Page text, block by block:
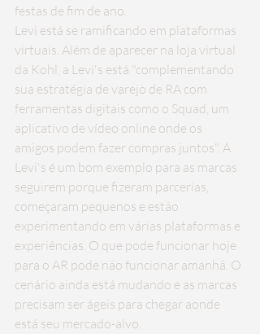
festas de fim de ano.
Levi está se ramificando em plataformas
virtuais. Além de aparecer na loja virtual
da Kohl, a Levi's está "complementando
sua estratégia de varejo de RA com
ferramentas digitais como o Squad, um
aplicativo de vídeo online onde os
amigos podem fazer compras juntos". A
Levi's é um bom exemplo para as marcas
seguirem porque fizeram parcerias,
começaram pequenos e estão
experimentando em várias plataformas e
experiências. O que pode funcionar hoje
para o AR pode não funcionar amanhã. O
cenário ainda está mudando e as marcas
precisam ser ágeis para chegar aonde
está seu mercado-alvo.